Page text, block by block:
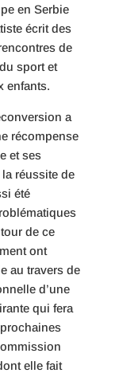
en Serbie
écrit des
de
sport et
enfants.
a
récompense
et ses
réussite de
été
de ce
ont
au travers de
d’une
qui fera
elle fait